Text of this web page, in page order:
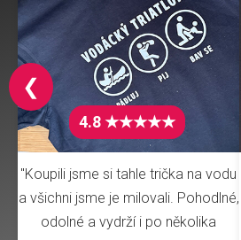
4.8 ★★★★★
"Koupili jsme si tahle trička na vodu
a všichni jsme je milovali. Pohodlné,
odolné a vydrží i po několika
❮